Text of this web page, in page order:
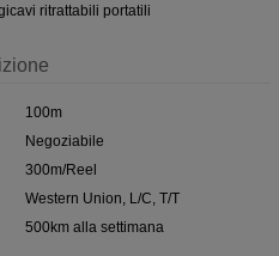
ritrattabili portatili
100m
Negoziabile
300m/Reel
Western Union, L/C, T/T
500km alla settimana